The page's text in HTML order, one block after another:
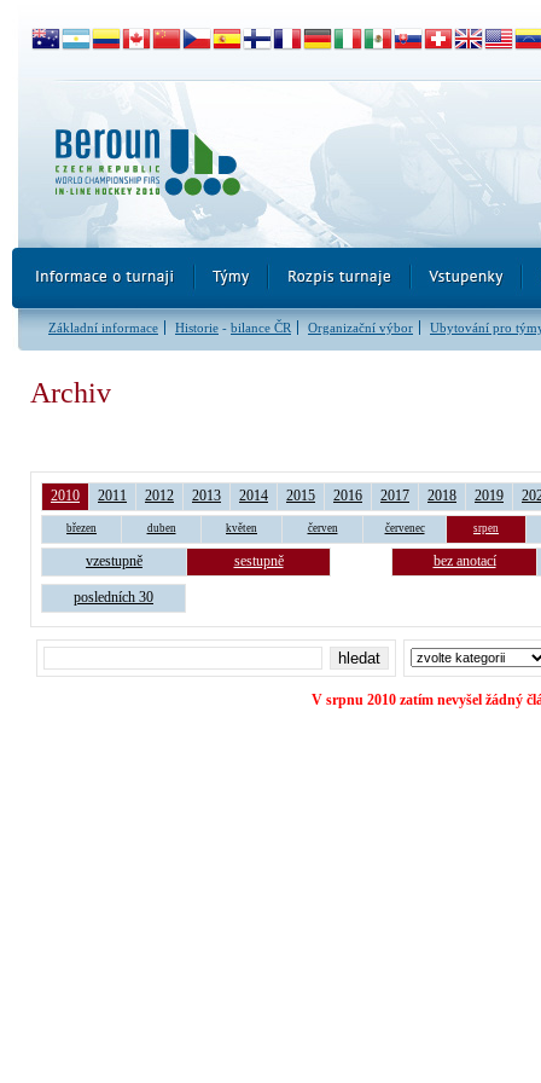
Základní informace Historie - bilance ČR Organizační výbor Ubytování pro
Archiv
2010 2011 2012 2013 2014 2015 2016 2017 2018 2019
březen duben květen červen červenec srpen
vzestupně sestupně bez anotací
posledních 30
V srpnu 2010 zatím nevyšel žádný